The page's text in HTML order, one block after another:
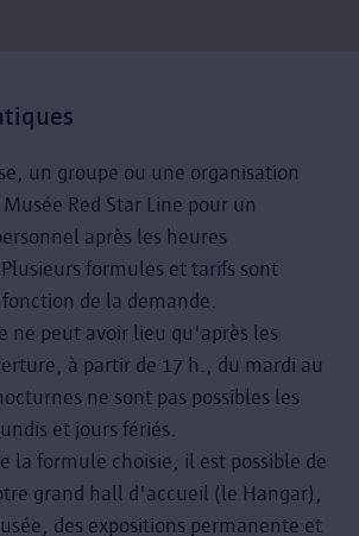
un groupe ou une organisation
Red Star Line pour un
après les heures
formules et tarifs sont
de la demande.
ne peut avoir lieu qu'après les
à partir de 17 h., du mardi au
ne sont pas possibles les
et jours fériés.
la formule choisie, il est possible de
grand hall d'accueil (le Hangar),
des expositions permanente et